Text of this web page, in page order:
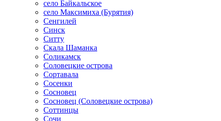
село Байкальское
село Максимиха (Бурятия)
Сенгилей
Синск
Ситту
Скала Шаманка
Соликамск
Соловецкие острова
Сортавала
Сосенки
Сосновец
Сосновец (Соловецкие острова)
Соттинцы
Сочи